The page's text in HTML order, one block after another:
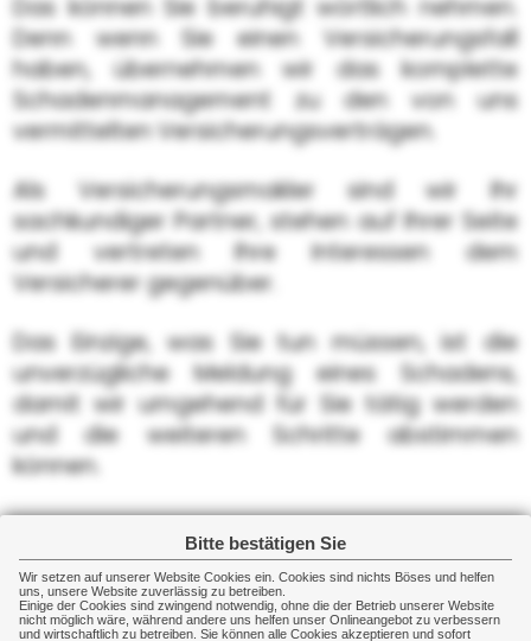
Bitte bestätigen Sie
Wir setzen auf unserer Website Cookies ein. Cookies sind nichts Böses und helfen
uns, unsere Website zuverlässig zu betreiben.
Einige der Cookies sind zwingend notwendig, ohne die der Betrieb unserer Website
nicht möglich wäre, während andere uns helfen unser Onlineangebot zu verbessern
und wirtschaftlich zu betreiben. Sie können alle Cookies akzeptieren und sofort
Das können Sie beruhigt wörtlich nehmen.
Denn wenn Sie einen Versicherungsfall
haben, übernehmen wir das komplette
Schadenmanagement zu den von uns
vermittelten Versicherungsverträgen.
Als Versicherungsmakler sind wir Ihr
sachkundiger Partner, stehen auf Ihrer Seite
und vertreten Ihre Interessen dem
Versicherer gegenüber.
Das Einzige, was Sie tun müssen, ist die
unverzügliche Meldung eines Schadens,
damit wir umgehend für Sie tätig werden
und die weiteren Schritte abstimmen
können.